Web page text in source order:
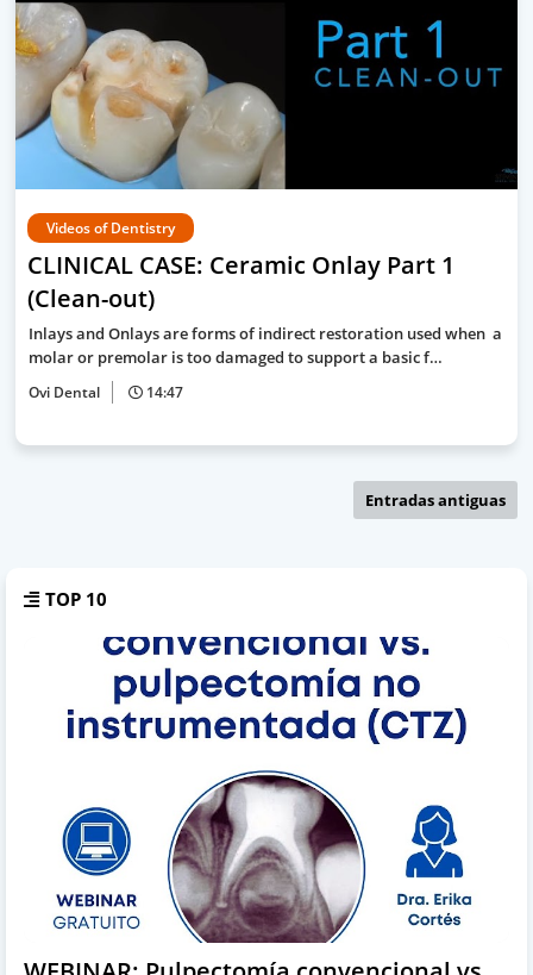
Videos of Dentistry
CLINICAL CASE: Ceramic Onlay Part 1
(Clean-out)
Inlays and Onlays are forms of indirect restoration used when a
molar or premolar is too damaged to support a basic f…
Ovi Dental 14:47
Entradas antiguas
TOP 10